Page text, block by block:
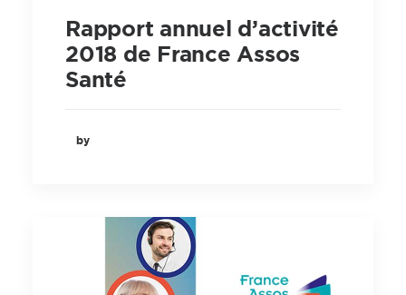
Rapport annuel d’activité
2018 de France Assos
Santé
by